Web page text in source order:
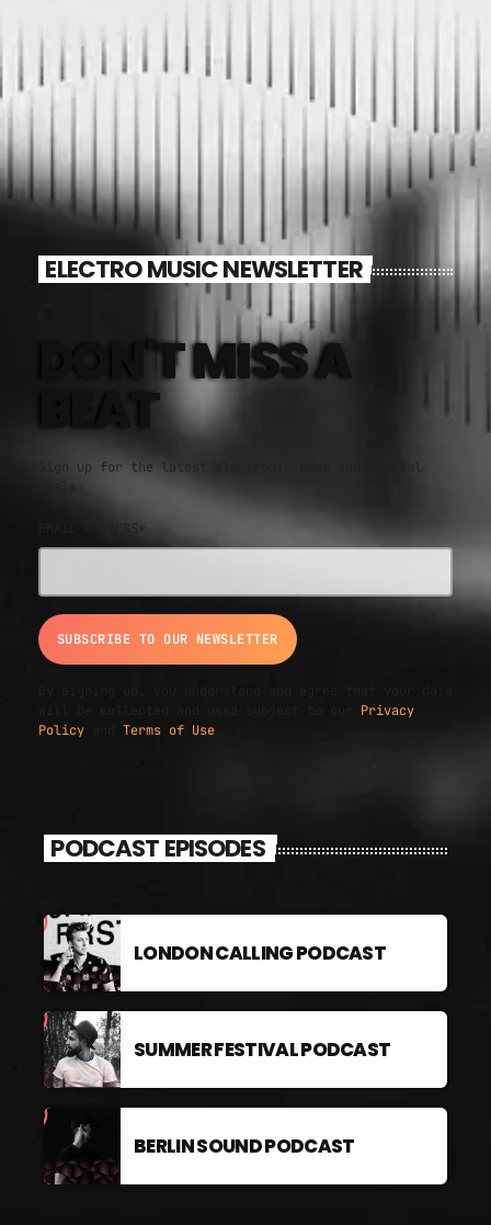
ELECTRO MUSIC NEWSLETTER
DON'T MISS A
BEAT
Sign up for the latest electronic news and special
EMAIL ADDRESS*
Privacy
Policy
Terms of Use
PODCAST EPISODES
LONDON CALLING PODCAST
SUMMER FESTIVAL PODCAST
BERLIN SOUND PODCAST